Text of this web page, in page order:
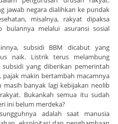
jawab negara dialihkan ke pundak
misalnya, rakyat dipaksa
bulannya melalui asuransi sosial
subsidi BBM dicabut yang
naik. Listrik terus melambung
yang diberikan pemerintah
makin bertambah macamnya
banyak lagi kebijakan neolib
Bukankah semua itu sudah
ini belum merdeka?
adalah saat manusia